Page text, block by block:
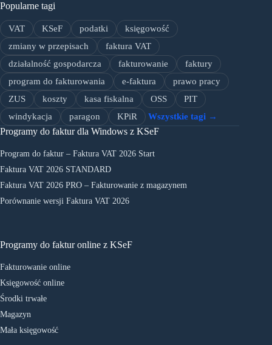
Popularne tagi
VAT KSeF podatki
księgowość
zmiany w przepisach
faktura VAT
działalność gospodarcza
fakturowanie
faktury
program do fakturowania
e-faktura
prawo pracy
ZUS
koszty kasa fiskalna OSS
PIT
windykacja
paragon KPiR Wszystkie tagi →
Programy do faktur dla Windows z KSeF
Program do faktur – Faktura VAT 2026 Start
Faktura VAT 2026 STANDARD
Faktura VAT 2026 PRO – Fakturowanie z magazynem
Porównanie wersji Faktura VAT 2026
Programy do faktur online z KSeF
Fakturowanie online
Księgowość online
Środki trwałe
Magazyn
Mała księgowość